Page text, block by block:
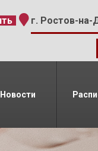
г. Ростов-на-
Новости